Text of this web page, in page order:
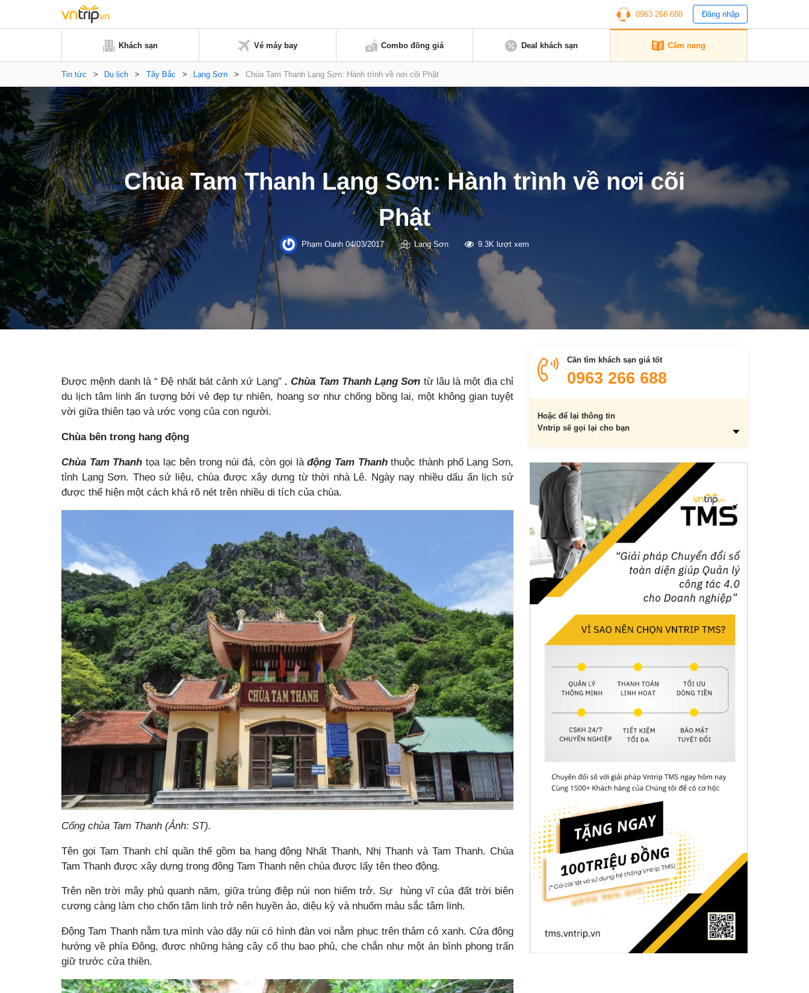
0963 266 688 Đăng nhập
Khách sạn Vé máy bay Combo đồng giá Deal khách sạn Cẩm nang
Tin tức > Du lịch > Tây Bắc > Lạng Sơn > Chùa Tam Thanh Lạng Sơn: Hành trình về nơi cõi Phật
Chùa Tam Thanh Lạng Sơn: Hành trình về nơi cõi
Phật
Phạm Oanh 04/03/2017 Lạng Sơn 9.3K lượt xem
Được mệnh danh là “ Đệ nhất bát cảnh xứ Lạng”. Chùa Tam Thanh Lạng Sơn từ lâu là một địa chỉ
du lịch tâm linh ấn tượng bởi vẻ đẹp tự nhiên, hoang sơ như chống bồng lai, một không gian tuyệt
vời giữa thiên tạo và ước vọng của con người.
Chùa bên trong hang động
Chùa Tam Thanh tọa lạc bên trong núi đá, còn gọi làđộng Tam Thanhthuộc thành phố Lạng Sơn,
tỉnh Lạng Sơn. Theo sử liệu, chùa được xây dựng từ thời nhà Lê. Ngày nay nhiều dấu ấn lịch sử
được thể hiện một cách khá rõ nét trên nhiều di tích của chùa.
Cổng chùa Tam Thanh (Ảnh: ST).
Tên gọi Tam Thanh chỉ quần thể gồm ba hang động Nhất Thanh, Nhị Thanh và Tam Thanh. Chùa
Tam Thanh được xây dựng trong động Tam Thanh nên chùa được lấy tên theo động.
Trên nền trời mây phủ quanh năm, giữa trùng điệp núi non hiểm trở. Sự hùng vĩ của đất trời biên
cương càng làm cho chốn tâm linh trở nên huyền ảo, diệu kỳ và nhuốm màu sắc tâm linh.
Động Tam Thanh nằm tựa mình vào dãy núi có hình đàn voi nằm phục trên thảm cỏ xanh. Cửa động
hướng về phía Đông, được những hàng cây cổ thụ bao phủ, che chắn như một án bình phong trấn
giữ trước cửa thiền.
Cần tìm khách sạn giá tốt
0963 266 688
Hoặc để lại thông tin
Vntrip sẽ gọi lại cho bạn